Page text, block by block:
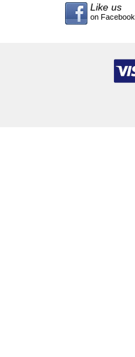
Like us
on Facebook